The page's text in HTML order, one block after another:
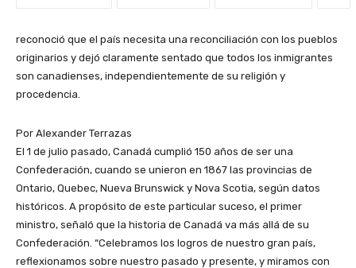
reconoció que el país necesita una reconciliación con los pueblos
originarios y dejó claramente sentado que todos los inmigrantes
son canadienses, independientemente de su religión y
procedencia.
Por Alexander Terrazas
El 1 de julio pasado, Canadá cumplió 150 años de ser una
Confederación, cuando se unieron en 1867 las provincias de
Ontario, Quebec, Nueva Brunswick y Nova Scotia, según datos
históricos. A propósito de este particular suceso, el primer
ministro, señaló que la historia de Canadá va más allá de su
Confederación. “Celebramos los logros de nuestro gran país,
reflexionamos sobre nuestro pasado y presente, y miramos con